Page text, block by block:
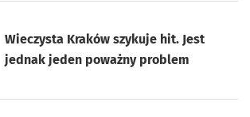
Wieczysta Kraków szykuje hit. Jest
jednak jeden poważny problem